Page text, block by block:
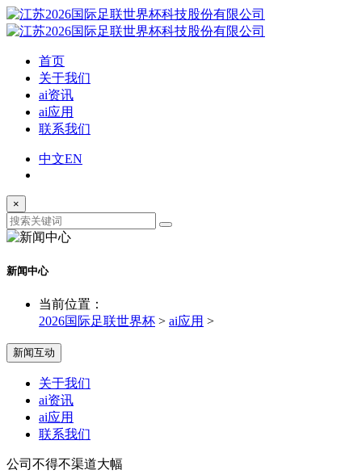
首页
关于我们
ai资讯
ai应用
联系我们
中文EN
×
新闻中心
当前位置：
2026国际足联世界杯 > ai应用 >
新闻互动
关于我们
ai资讯
ai应用
联系我们
公司不得不渠道大幅